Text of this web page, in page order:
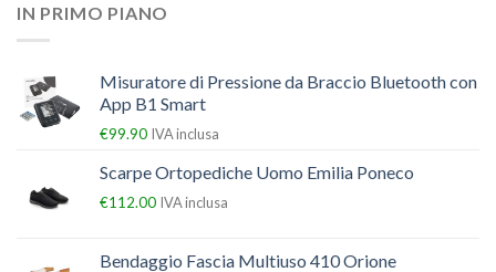
IN PRIMO PIANO
Misuratore di Pressione da Braccio Bluetooth con
App B1 Smart
€99.90 IVA inclusa
Scarpe Ortopediche Uomo Emilia Poneco
€112.00 IVA inclusa
Bendaggio Fascia Multiuso 410 Orione